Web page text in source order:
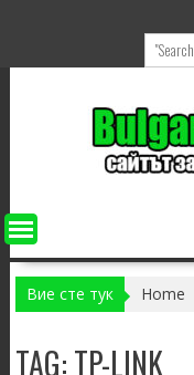
Вие сте тук Home
TAG:TP-LINK